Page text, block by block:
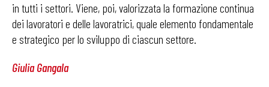
in tutti i settori. Viene, poi, valorizzata la formazione continua
dei lavoratori e delle lavoratrici, quale elemento fondamentale
e strategico per lo sviluppo di ciascun settore.
Giulia Gangala